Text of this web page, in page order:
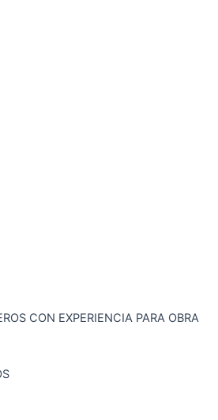
CON EXPERIENCIA PARA OBRA